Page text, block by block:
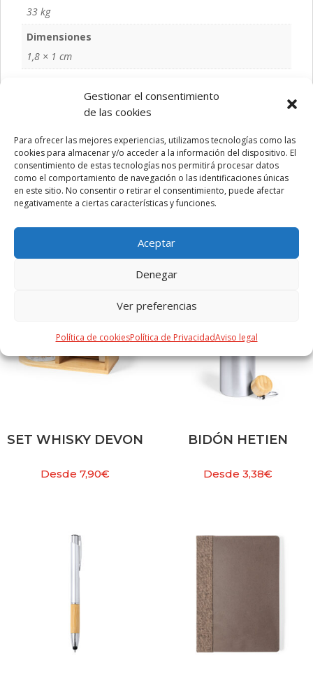
Gestionar el consentimiento
de las cookies
Para ofrecer las mejores experiencias, utilizamos tecnologías como las
cookies para almacenar y/o acceder a la información del dispositivo. El
consentimiento de estas tecnologías nos permitirá procesar datos
como el comportamiento de navegación o las identificaciones únicas
en este sitio. No consentir o retirar el consentimiento, puede afectar
negativamente a ciertas características y funciones.
Aceptar
Denegar
Ver preferencias
Política de cookiesPolítica de PrivacidadAviso legal
33 kg
Dimensiones
1,8 × 1 cm
S/T
PRODUCTOS RELACIONADOS
SET WHISKY DEVON
Desde7,90€
BIDÓN HETIEN
Desde 3,38€